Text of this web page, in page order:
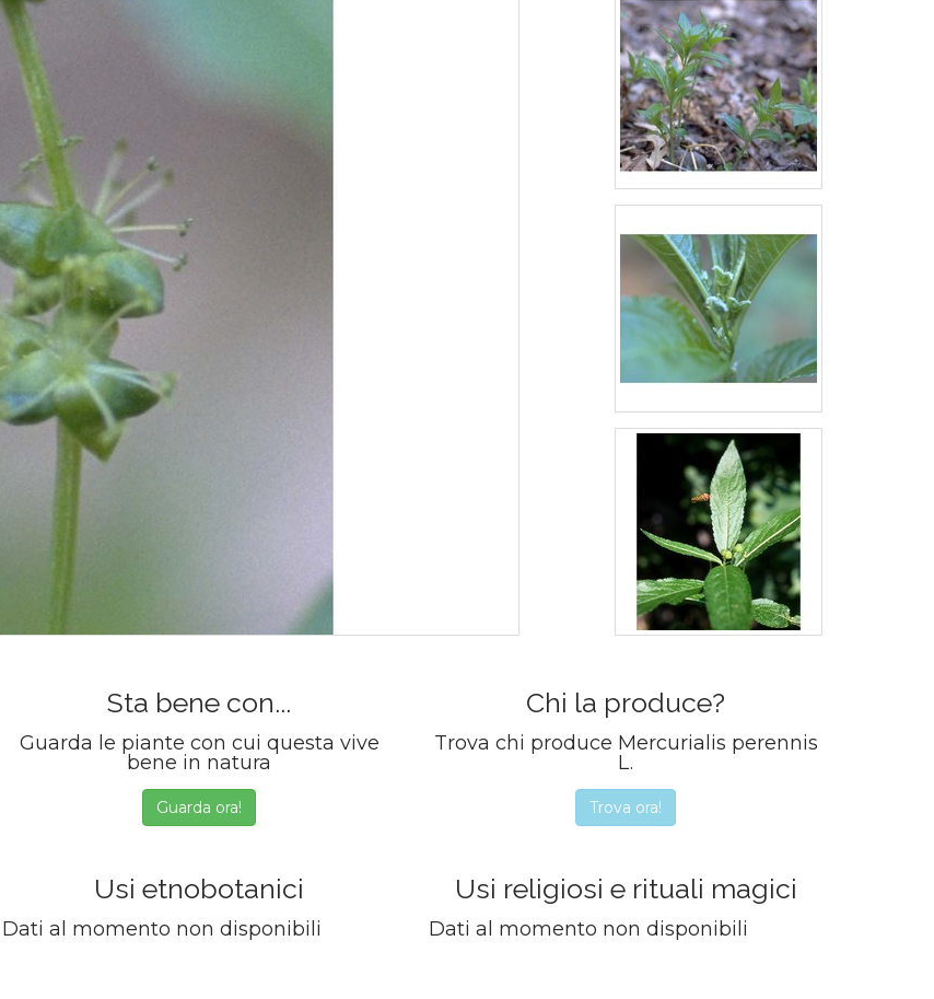
Sta bene con...
Guarda le piante con cui questa vive
bene in natura
Guarda ora!
Chi la produce?
Trova chi produce Mercurialis perennis
L.
Trova ora!
Usi etnobotanici
Dati al momento non disponibili
Usi religiosi e rituali magici
Dati al momento non disponibili